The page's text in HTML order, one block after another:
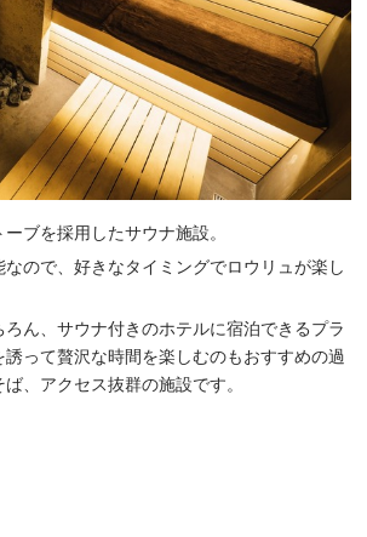
ブを採用したサウナ施設。
ので、好きなタイミングでロウリュが楽し
ろん、サウナ付きのホテルに宿泊できるプラ
誘って贅沢な時間を楽しむのもおすすめの過
、アクセス抜群の施設です。